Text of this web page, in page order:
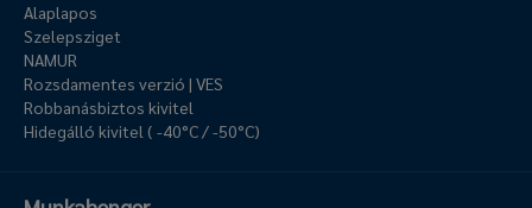
Alaplapos
Szelepsziget
NAMUR
Rozsdamentes verzió | VES
Robbanásbiztos kivitel
Hidegálló kivitel ( -40°C / -50°C)